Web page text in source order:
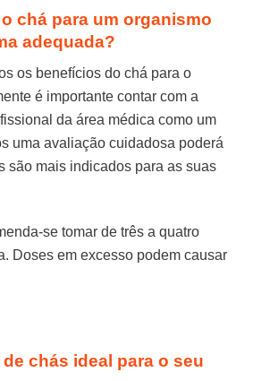
chá para um organismo
adequada?
os benefícios do chá para o
é importante contar com a
da área médica como um
uma avaliação cuidadosa poderá
são mais indicados para as suas
se tomar de três a quatro
Doses em excesso podem causar
chás ideal para o seu